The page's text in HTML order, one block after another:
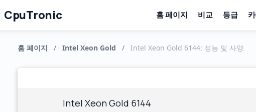
CpuTronic 홈 페이지 비교 등급
홈 페이지 / Intel Xeon Gold / Intel Xeon Gold 6144: 성능 및 사양
Intel Xeon Gold 6144